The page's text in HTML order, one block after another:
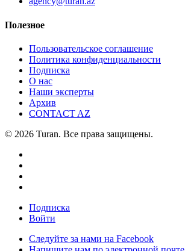
Полезное
Пользовательское соглашение
Политика конфиденциальности
Подписка
О нас
Наши эксперты
Архив
CONTACT AZ
© 2026 Turan. Все права защищены.
Подписка
Войти
Следуйте за нами на Facebook